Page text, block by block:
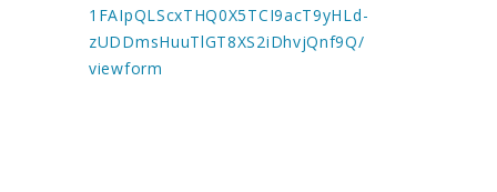
1FAIpQLScxTHQ0X5TCI9acT9yHLd-
zUDDmsHuuTlGT8XS2iDhvjQnf9Q/
viewform